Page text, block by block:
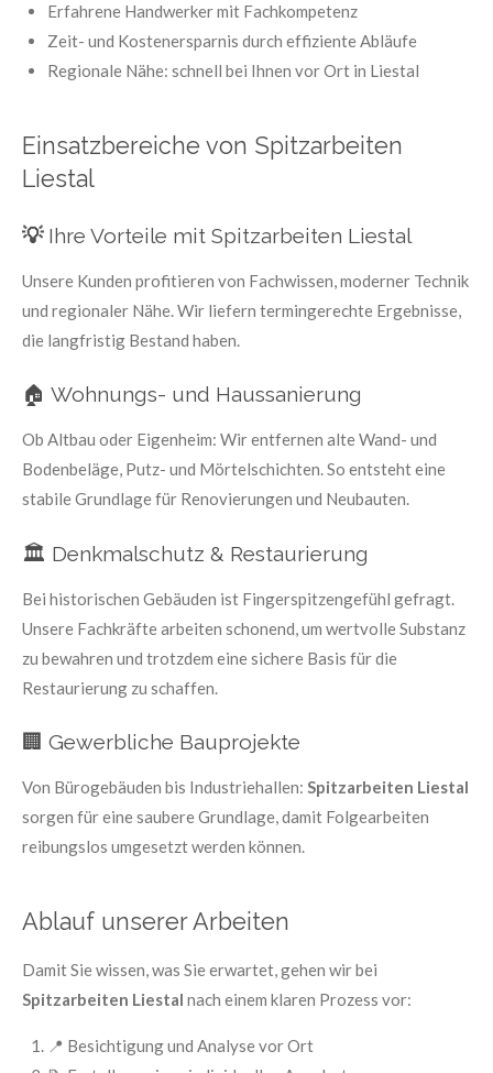
Erfahrene Handwerker mit Fachkompetenz
Zeit- und Kostenersparnis durch effiziente Abläufe
Regionale Nähe: schnell bei Ihnen vor Ort in Liestal
Einsatzbereiche von Spitzarbeiten
Liestal
💡 Ihre Vorteile mit Spitzarbeiten Liestal
Unsere Kunden profitieren von Fachwissen, moderner Technik
und regionaler Nähe. Wir liefern termingerechte Ergebnisse,
die langfristig Bestand haben.
🏠 Wohnungs- und Haussanierung
Ob Altbau oder Eigenheim: Wir entfernen alte Wand- und
Bodenbeläge, Putz- und Mörtelschichten. So entsteht eine
stabile Grundlage für Renovierungen und Neubauten.
🏛️ Denkmalschutz & Restaurierung
Bei historischen Gebäuden ist Fingerspitzengefühl gefragt.
Unsere Fachkräfte arbeiten schonend, um wertvolle Substanz
zu bewahren und trotzdem eine sichere Basis für die
Restaurierung zu schaffen.
🏢 Gewerbliche Bauprojekte
Von Bürogebäuden bis Industriehallen: Spitzarbeiten Liestal
sorgen für eine saubere Grundlage, damit Folgearbeiten
reibungslos umgesetzt werden können.
Ablauf unserer Arbeiten
Damit Sie wissen, was Sie erwartet, gehen wir bei
Spitzarbeiten Liestal nach einem klaren Prozess vor:
📍 Besichtigung und Analyse vor Ort